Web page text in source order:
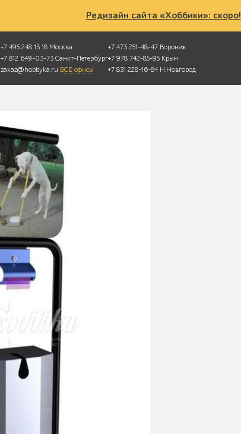
Редизайн сайта «Хоббики»: скоро!
+7 495 248 13 18 Москва
+7 812 649-03-73 Санкт-Петербург
zakaz@hobbyka.ru ВСЕ офисы
+7 473 251-48-47 Воронеж
+7 978 742-85-95 Крым
+7 831 228-16-84 Н.Новгород